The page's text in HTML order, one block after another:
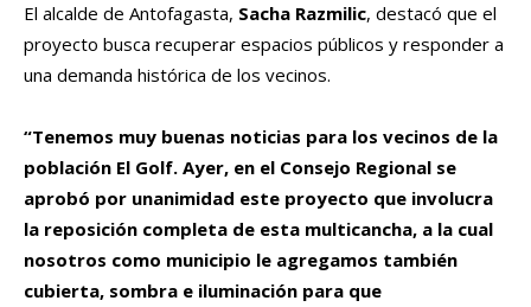
El alcalde de Antofagasta, Sacha Razmilic, destacó que el
proyecto busca recuperar espacios públicos y responder a
una demanda histórica de los vecinos.
“Tenemos muy buenas noticias para los vecinos de la
población El Golf. Ayer, en el Consejo Regional se
aprobó por unanimidad este proyecto que involucra
la reposición completa de esta multicancha, a la cual
nosotros como municipio le agregamos también
cubierta, sombra e iluminación para que